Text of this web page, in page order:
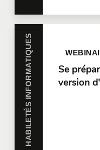
HABILETÉS INFORMATIQUES
Se
version